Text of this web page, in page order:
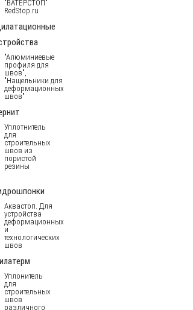
"ВАТЕРСТОП"
RedStop.ru
"Алюминиевые
профиля для
швов",
"Нащельники для
деформационных
швов"
Уплотнитель
для
строительных
швов из
пористой
резины
Аквастоп. Для
устройства
деформационных
и
технологических
швов
Уплонитель
для
строительных
швов
различного